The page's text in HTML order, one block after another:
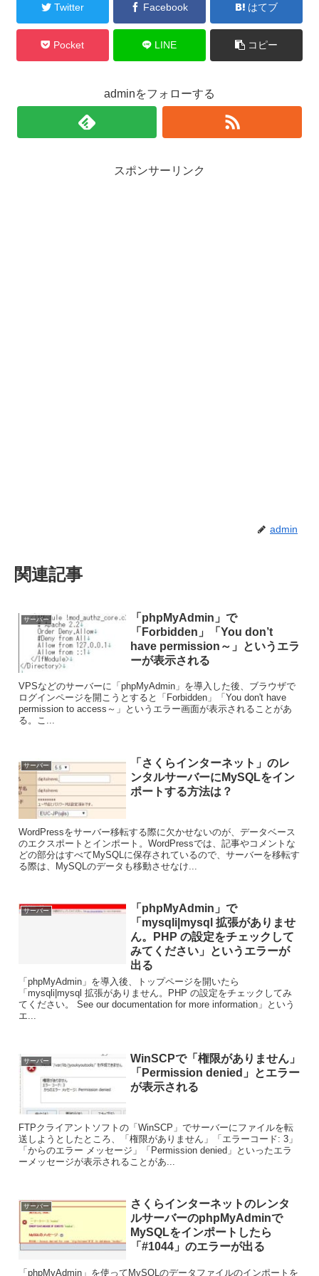
Twitter Facebook はてブ
Pocket LINE コピー
adminをフォローする
スポンサーリンク
admin
関連記事
サーバー
「phpMyAdmin」で
「Forbidden」「You don’t
have permission～」というエラ
ーが表示される
VPSなどのサーバーに「phpMyAdmin」を導入した後、ブラウザで
ログインページを開こうとすると「Forbidden」「You don't have
permission to access～」というエラー画面が表示されることがあ
る。こ...
サーバー
「さくらインターネット」のレ
ンタルサーバーにMySQLをイン
ポートする方法は？
WordPressをサーバー移転する際に欠かせないのが、データベース
のエクスポートとインポート。WordPressでは、記事やコメントな
どの部分はすべてMySQLに保存されているので、サーバーを移転す
る際は、MySQLのデータも移動させなけ...
サーバー
「phpMyAdmin」で
「mysqli|mysql 拡張がありませ
ん。PHP の設定をチェックして
みてください」というエラーが
出る
「phpMyAdmin」を導入後、トップページを開いたら
「mysqli|mysql 拡張がありません。PHP の設定をチェックしてみ
てください。 See our documentation for more information」という
エ...
サーバー
WinSCPで「権限がありません」
「Permission denied」とエラー
が表示される
FTPクライアントソフトの「WinSCP」でサーバーにファイルを転
送しようとしたところ、「権限がありません」「エラーコード: 3」
「からのエラー メッセージ」「Permission denied」といったエラ
ーメッセージが表示されることがあ...
サーバー
さくらインターネットのレンタ
ルサーバーのphpMyAdminで
MySQLをインポートしたら
「#1044」のエラーが出る
「phpMyAdmin」を使ってMySQLのデータファイルのインポートを